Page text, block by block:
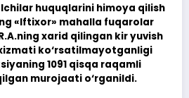
huquqlarini himoya qilish
«Iftixor» mahalla fuqarolar
xarid qilingan kir yuvish
ko‘rsatilmayotganligi
1091 qisqa raqamli
murojaati o‘rganildi.